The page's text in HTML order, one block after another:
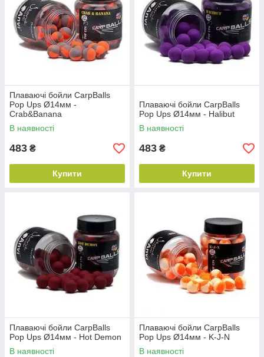
Плаваючі бойли CarpBalls
Pop Ups Ø14мм -
Crab&Banana
В наявності
483 ₴
Купити
Плаваючі бойли CarpBalls
Pop Ups Ø14мм - Halibut
В наявності
483 ₴
Купити
Плаваючі бойли CarpBalls
Pop Ups Ø14мм - Hot Demon
В наявності
Плаваючі бойли CarpBalls
Pop Ups Ø14мм - K-J-N
В наявності